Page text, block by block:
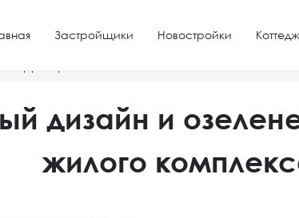
Застройщики Новостройки
дизайн и
жилого